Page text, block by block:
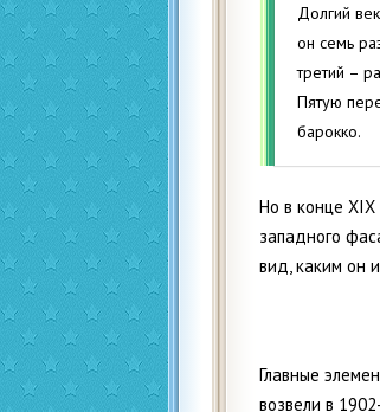
Долгий
он семь
третий –
Пятую
барокко.
Но в конце
западного
вид, каким он
Главные
возвели в